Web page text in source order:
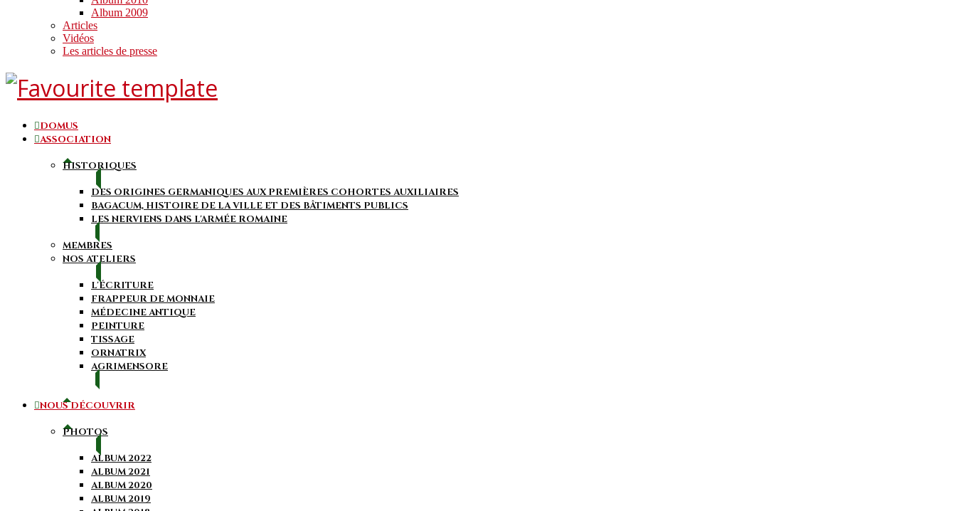
Album 2009
Articles
Vidéos
Les articles de presse
DOMUS
ASSOCIATION
HISTORIQUES
DES ORIGINES GERMANIQUES AUX PREMIÈRES COHORTES AUXILIAIRES
BAGACUM, HISTOIRE DE LA VILLE ET DES BÂTIMENTS PUBLICS
LES NERVIENS DANS L'ARMÉE ROMAINE
MEMBRES
NOS ATELIERS
L'ÉCRITURE
FRAPPEUR DE MONNAIE
MÉDECINE ANTIQUE
PEINTURE
TISSAGE
ORNATRIX
AGRIMENSORE
NOUS DÉCOUVRIR
PHOTOS
ALBUM 2022
ALBUM 2021
ALBUM 2020
ALBUM 2019